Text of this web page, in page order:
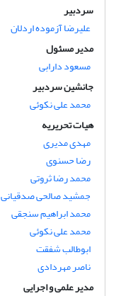
سردبیر
علیرضا آزموده اردلان
مدیر مسئول
مسعود دارابی
جانشین سردبیر
محمد علی نکوئی
هیات تحریریه
مهدی مدیری
رضا حسنوی
محمد رضا ثروتی
جمشید صالحی صدقیانی
محمد ابراهیم سنجقی
محمد علی نکوئی
ابوطالب شفقت
ناصر مهردادی
مدیر علمی و اجرایی